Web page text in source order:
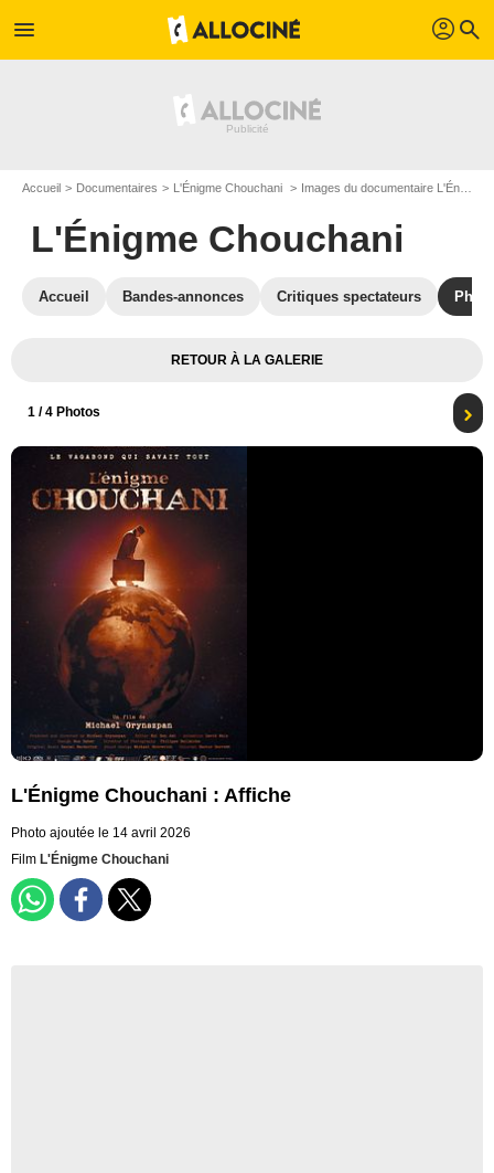
menu profil search
Accueil Documentaires L'Énigme Chouchani Images du documentaire L'Énigme Chouchani
L'Énigme Chouchani
Accueil Bandes-annonces Critiques spectateurs
RETOUR À LA GALERIE
1 / 4 Photos
L'Énigme Chouchani : Affiche
Photo ajoutée le 14 avril 2026
Film L'Énigme Chouchani